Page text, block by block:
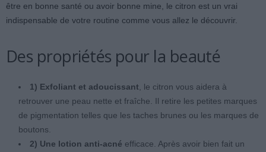
être en bonne santé ou avoir bonne mine, le citron est un vrai
indispensable de votre routine comme vous allez le découvrir.
Des propriétés pour la beauté
1) Exfoliant et adoucissant , le citron vous aidera à
retrouver une peau nette et fraîche. Il retire les petites marques
de pigmentation telles que les taches brunes ou les marques de
boutons.
2) Une lotion anti-acné efficace. Après avoir bien fait un